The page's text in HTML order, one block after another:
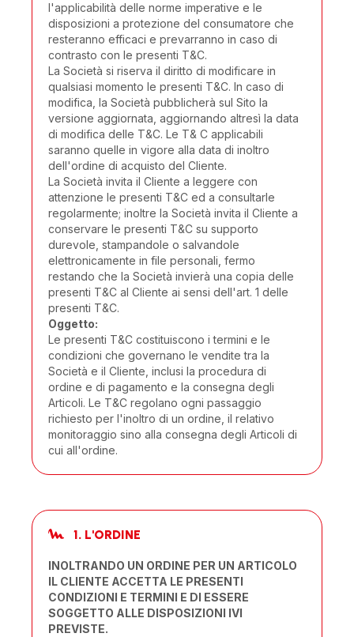
l'applicabilità delle norme imperative e le
disposizioni a protezione del consumatore che
resteranno efficaci e prevarranno in caso di
contrasto con le presenti T&C.
La Società si riserva il diritto di modificare in
qualsiasi momento le presenti T&C. In caso di
modifica, la Società pubblicherà sul Sito la
versione aggiornata, aggiornando altresì la data
di modifica delle T&C. Le T& C applicabili
saranno quelle in vigore alla data di inoltro
dell'ordine di acquisto del Cliente.
La Società invita il Cliente a leggere con
attenzione le presenti T&C ed a consultarle
regolarmente; inoltre la Società invita il Cliente a
conservare le presenti T&C su supporto
durevole, stampandole o salvandole
elettronicamente in file personali, fermo
restando che la Società invierà una copia delle
presenti T&C al Cliente ai sensi dell'art. 1 delle
presenti T&C.
Oggetto:
Le presenti T&C costituiscono i termini e le
condizioni che governano le vendite tra la
Società e il Cliente, inclusi la procedura di
ordine e di pagamento e la consegna degli
Articoli. Le T&C regolano ogni passaggio
richiesto per l'inoltro di un ordine, il relativo
monitoraggio sino alla consegna degli Articoli di
cui all'ordine.
1. L'ORDINE
INOLTRANDO UN ORDINE PER UN ARTICOLO
IL CLIENTE ACCETTA LE PRESENTI
CONDIZIONI E TERMINI E DI ESSERE
SOGGETTO ALLE DISPOSIZIONI IVI
PREVISTE.